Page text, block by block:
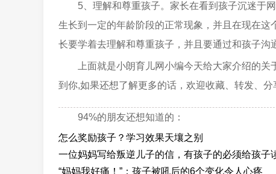
5、理解和尊重孩子。家长在看到孩子沉迷于
生长到一定的年龄阶段的正常现象，并且在现在
长要学着去理解和尊重孩子，并且要通过和孩子沟
上面就是小朗育儿网小编今天给大家介绍的关
到你,如果还想了解更多的话，欢迎收藏、转发、分
94%的朋友还想知道的：
怎么奖励孩子？学习效果天壤之别
一位妈妈写给叛逆儿子的信，有孩子的必须给孩子
“妈妈我好痛！”：孩子被吼后的6个变化令人心疼